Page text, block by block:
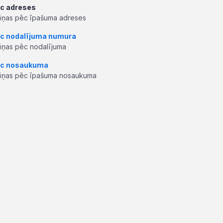
adreses
pēc īpašuma adreses
nodalījuma numura
pēc nodalījuma
nosaukuma
pēc īpašuma nosaukuma